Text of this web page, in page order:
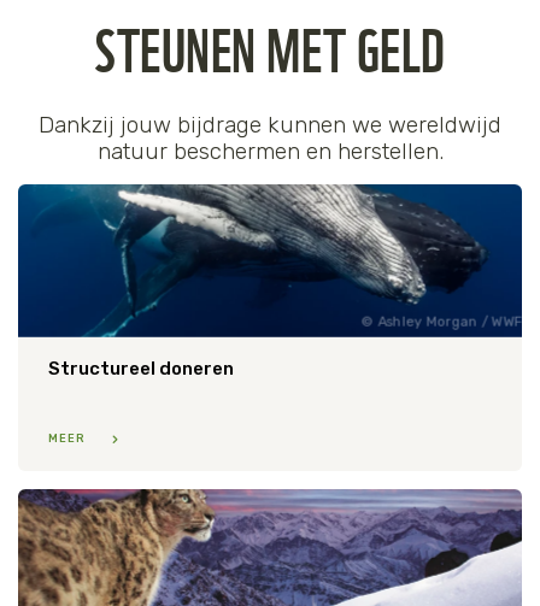
STEUNEN MET GELD
Dankzij jouw bijdrage kunnen we wereldwijd
natuur beschermen en herstellen.
Ashley Morgan / WWF
Structureel doneren
MEER